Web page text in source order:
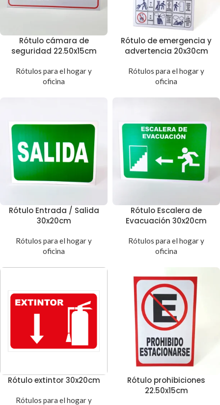
Rótulo cámara de
seguridad 22.50x15cm
Rótulos para el hogar y
oficina
Rótulo de emergencia y
advertencia 20x30cm
Rótulos para el hogar y
oficina
Rótulo Entrada / Salida
30x20cm
Rótulos para el hogar y
oficina
Rótulo Escalera de
Evacuación 30x20cm
Rótulos para el hogar y
oficina
Rótulo extintor 30x20cm
Rótulos para el hogar y
Rótulo prohibiciones
22.50x15cm